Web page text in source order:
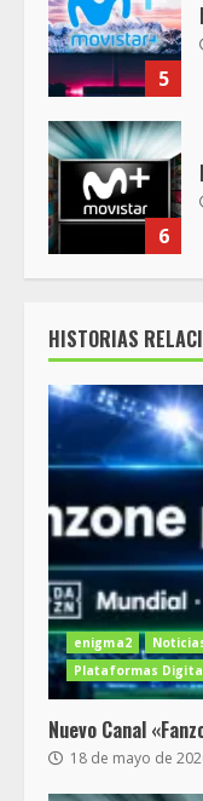
5
6
HISTORIAS
enigma2
Plataformas
Nuevo Canal
18 de mayo de